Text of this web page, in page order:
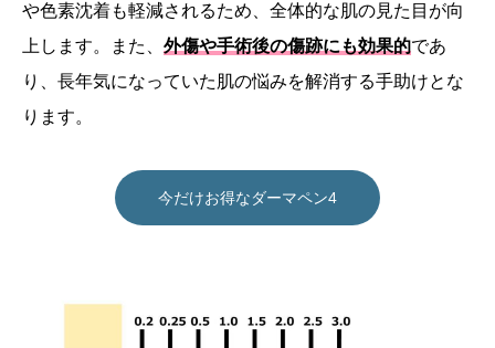
や色素沈着も軽減されるため、全体的な肌の見た目が向
上します。また、 外傷や手術後の傷跡にも効果的であ
り、長年気になっていた肌の悩みを解消する手助けとな
ります。
今だけお得なダーマペン4